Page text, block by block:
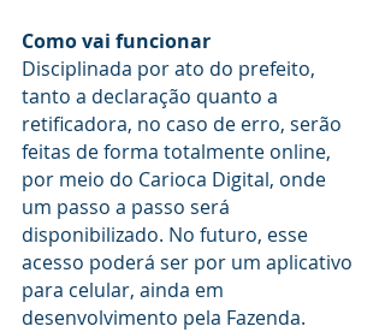
Como vai funcionar
Disciplinada por ato do prefeito,
tanto a declaração quanto a
retificadora, no caso de erro, serão
feitas de forma totalmente online,
por meio do Carioca Digital, onde
um passo a passo será
disponibilizado. No futuro, esse
acesso poderá ser por um aplicativo
para celular, ainda em
desenvolvimento pela Fazenda.